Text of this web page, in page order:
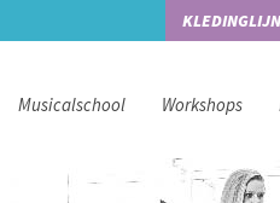
KLEDINGLIJN
Musicalschool Workshops